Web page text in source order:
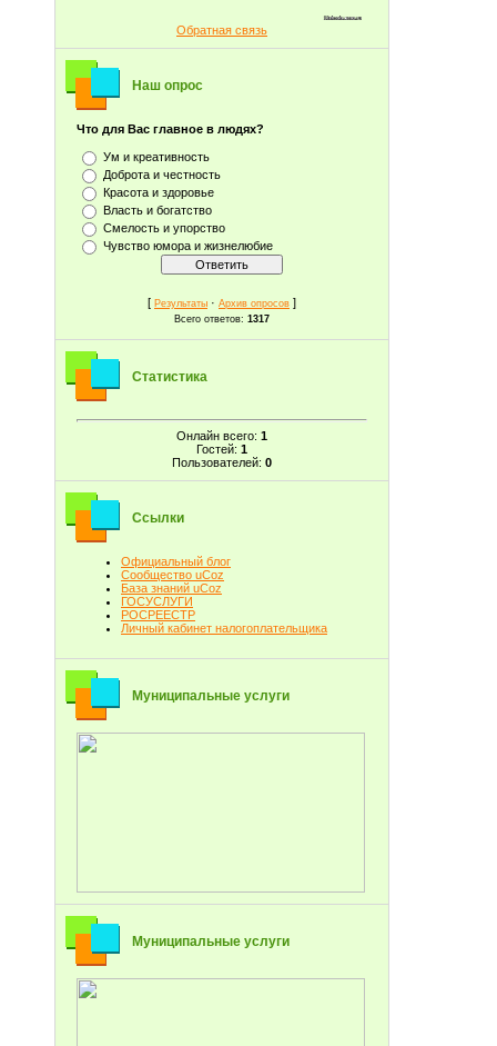
Обратная связь
Наш опрос
Что для Вас главное в людях?
Ум и креативность
Доброта и честность
Красота и здоровье
Власть и богатство
Смелость и упорство
Чувство юмора и жизнелюбие
[ Результаты · Архив опросов ]
Всего ответов: 1317
Статистика
Онлайн всего: 1
Гостей: 1
Пользователей: 0
Ссылки
Официальный блог
Сообщество uCoz
База знаний uCoz
ГОСУСЛУГИ
РОСРЕЕСТР
Личный кабинет налогоплательщика
Муниципальные услуги
Муниципальные услуги